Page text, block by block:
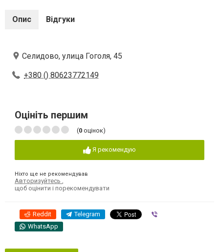
Опис Відгуки
Селидово, улица Гоголя, 45
+380 () 80623772149
Оцініть першим
(0 оцінок)
Я рекомендую
Ніхто ще не рекомендував
Авторизуйтесь
щоб оцінити і порекомендувати
Reddit Telegram
WhatsApp